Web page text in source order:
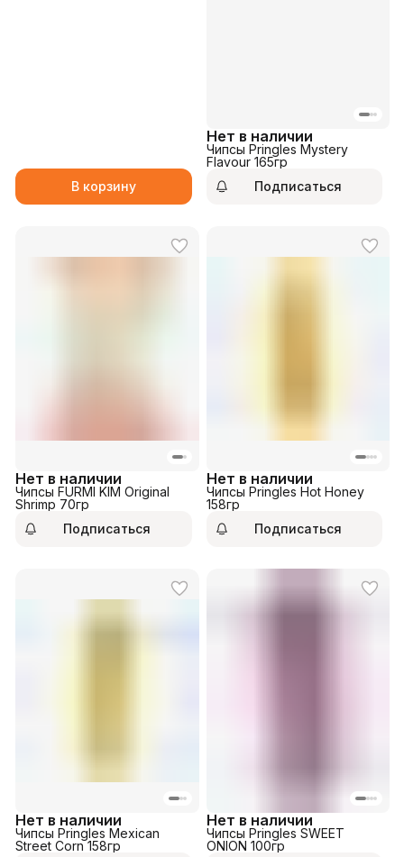
В корзину
Нет в наличии
Чипсы Pringles Mystery
Flavour 165гр
Подписаться
Нет в наличии
Чипсы FURMI KIM Original
Shrimp 70гр
Подписаться
Нет в наличии
Чипсы Pringles Hot Honey
158гр
Подписаться
Нет в наличии
Чипсы Pringles Mexican
Street Corn 158гр
Нет в наличии
Чипсы Pringles SWEET
ONION 100гр